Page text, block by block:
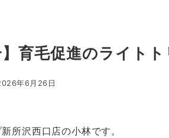
】育毛促進のライト
年6月26日
所沢西口店の小林です。